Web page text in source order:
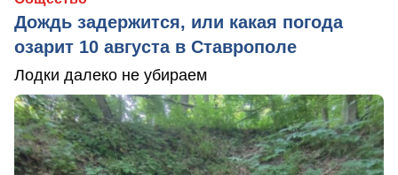
Дождь задержится, или какая погода
озарит 10 августа в Ставрополе
Лодки далеко не убираем